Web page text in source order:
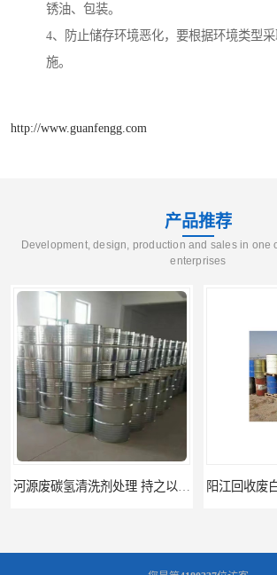
锈油、包装。
4、防止储存环境恶化，要根据环境类型
施。
http://www.guanfengg.com
产品推荐
Development, design, production and sales in one
enterprises